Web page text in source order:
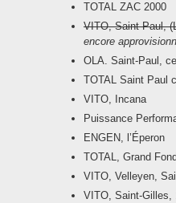
TOTAL ZAC 2000
VITO, Saint Paul,
encore
OLA. Saint-Paul,
TOTAL Saint Paul
VITO, Incana
Puissance
ENGEN, l’Éperon
TOTAL, Grand
VITO, Velleyen,
VITO, Saint-Gilles,